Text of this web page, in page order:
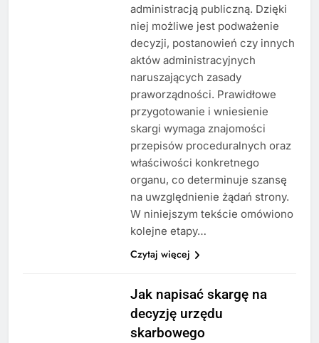
administracją publiczną. Dzięki
niej możliwe jest podważenie
decyzji, postanowień czy innych
aktów administracyjnych
naruszających zasady
praworządności. Prawidłowe
przygotowanie i wniesienie
skargi wymaga znajomości
przepisów proceduralnych oraz
właściwości konkretnego
organu, co determinuje szansę
na uwzględnienie żądań strony.
W niniejszym tekście omówiono
kolejne etapy…
Czytaj więcej
Jak napisać skargę na
decyzję urzędu
skarbowego